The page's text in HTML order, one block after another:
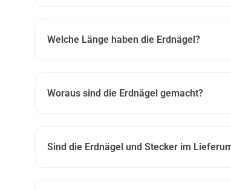
Welche Länge haben die Erdnägel?
Woraus sind die Erdnägel gemacht?
Sind die Erdnägel und Stecker im